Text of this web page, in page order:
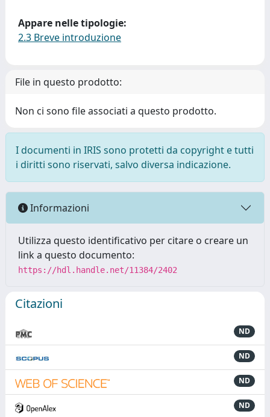
Appare nelle tipologie:
2.3 Breve introduzione
File in questo prodotto:
Non ci sono file associati a questo prodotto.
I documenti in IRIS sono protetti da copyright e tutti
i diritti sono riservati, salvo diversa indicazione.
Informazioni
Utilizza questo identificativo per citare o creare un
link a questo documento:
https://hdl.handle.net/11384/2402
Citazioni
ND
ND
ND
ND